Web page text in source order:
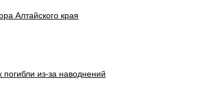
Алтайского края
погибли из-за наводнений